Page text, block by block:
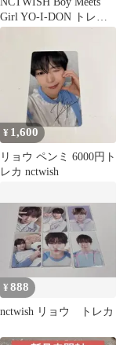
Girl YO-I-DON トレカ
リョウ
¥ 1,600
リョウ ペンミ 6000円ト
レカ nctwish
¥888
nctwish リョウ トレカ